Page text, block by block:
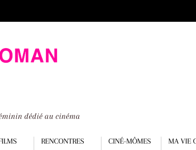
dédié au cinéma
RENCONTRES CINÉ-MÔMES
MA VIE